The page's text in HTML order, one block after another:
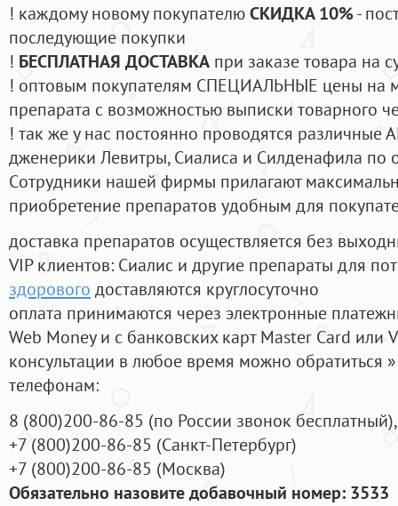
! каждому новому покупателюСКИДКА 10%-
последующие покупки
! БЕСПЛАТНАЯ ДОСТАВКА при заказе товара на
! оптовым покупателям СПЕЦИАЛЬНЫЕ цены на
препарата с возможностью выписки товарного
! так же у нас постоянно проводятся
дженерики Левитры, Сиалиса и Силденафила по
Cотрудники нашей фирмы прилагают
приобретение препаратов удобным для
доставка препаратов осуществляется без
VIP клиентов: Сиалис и другие препараты для
здорового доставляются круглосуточно
оплата принимаются через электронные
Web Money и с банковских карт Master Card или
консультации в любое время можно обратиться
телефонам:
8 (800)200-86-85 (по России звонок бесплатный),
+7 (800)200-86-85 (Санкт-Петербург)
+7 (800)200-86-85 (Москва)
Обязательно назовите добавочный номер: 3533